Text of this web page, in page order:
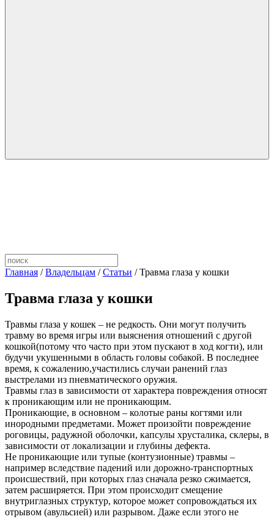
Главная / Владельцам / Статьи / Травма глаза у кошки
Травма глаза у кошки
Травмы глаза у кошек – не редкость. Они могут получить
травму во время игры или выяснения отношений с другой
кошкой(потому что часто при этом пускают в ход когти), или
будучи укушенными в область головы собакой. В последнее
время, к сожалению,участились случаи ранений глаз
выстрелами из пневматического оружия.
Травмы глаз в зависимости от характера повреждения относят
к проникающим или не проникающим.
Проникающие, в основном – колотые раны когтями или
инородными предметами. Может произойти повреждение
роговицы, радужной оболочки, капсулы хрусталика, склеры, в
зависимости от локализации и глубины дефекта.
Не проникающие или тупые (контузионные) травмы –
например вследствие падений или дорожно-транспортных
происшествий, при которых глаз сначала резко сжимается,
затем расширяется. При этом происходит смещение
внутриглазных структур, которое может сопровождаться их
отрывом (авульсией) или разрывом. Даже если этого не